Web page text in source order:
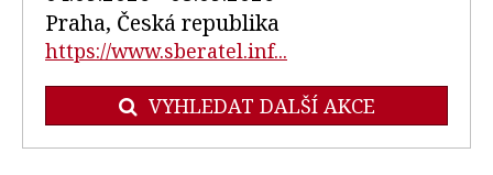
Praha, Česká republika
https://www.sberatel.inf...
VYHLEDAT DALŠÍ AKCE